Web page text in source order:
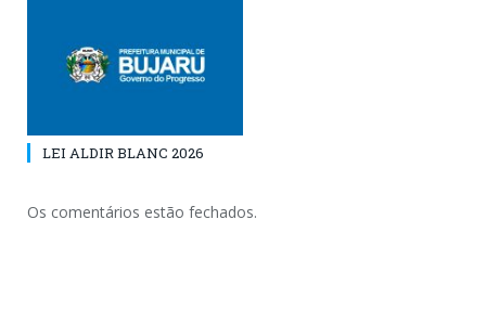
LEI ALDIR BLANC 2026
Os comentários estão fechados.